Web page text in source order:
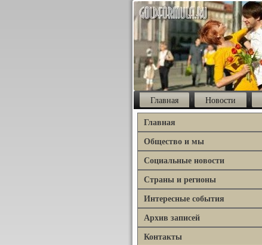
Главная Новости
Главная
Общество и мы
Социальные новости
Страны и регионы
Интересные события
Архив записей
Контакты